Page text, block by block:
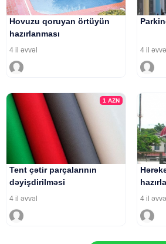
Hovuzu qoruyan örtüyün
hazırlanması
4 il əvvəl 4 il əvvəl
1AZN
Tent çətir parçalarının
dəyişdirilməsi
4 il əvvəl 4 il əvvəl